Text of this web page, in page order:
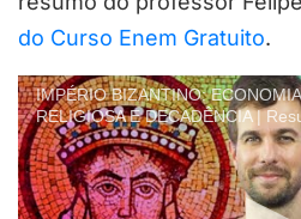
do Curso Enem Gratuito.
IMPÉRIO BIZANTINO:
RELIGIOSA E DECADÊNCIA |